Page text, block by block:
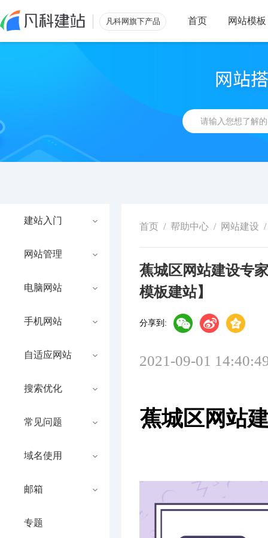
凡科网旗下产品 首页 网站模板
建站入门
网站管理
电脑网站
手机网站
自适应网站
搜索优化
常见问题
域名使用
邮箱
专题
首页 / 帮助中心 / 网站建设 /
蕉城区网站建设专
模板建站】
分享到:
2021-09-01
蕉城区网站